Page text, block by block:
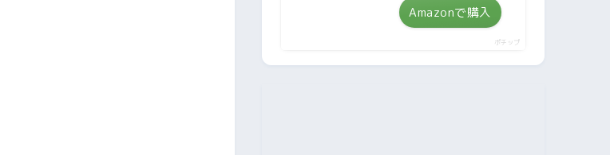
Amazonで購入
ポチップ